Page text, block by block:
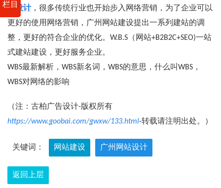
栏目
网设计，很多传统行业也开始步入网络营销，为了企业可以
更好的使用网络营销，广州网站建设提出一系列建站的调
整，更好的符合企业的优化。W.B.S（网站+B2B2C+SEO)一站
式建站建设，更好服务企业。
WBS最新解析，WBS新名词，WBS的意思，什么叫WBS，
WBS对网络的影响
（注：古柏广告设计-版权所有
https://www.goobai.com/gwxw/133.html-转载请注明出处。）
关键词： 网站建设 广州网站设计
返回上层